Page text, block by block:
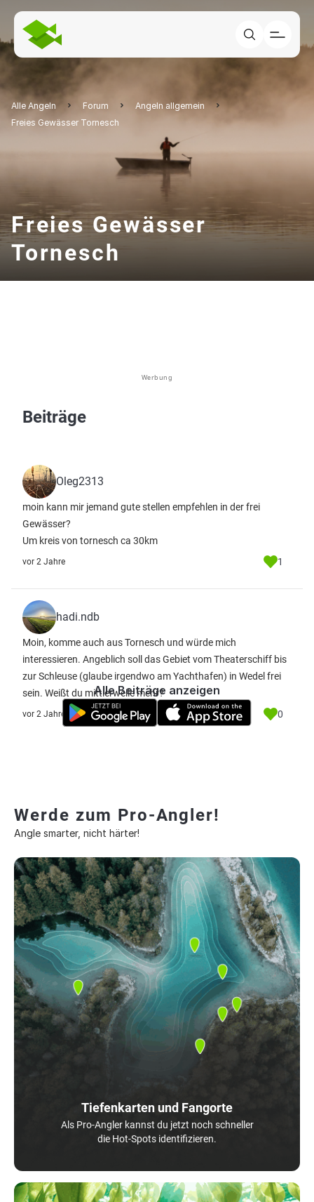
Alle Angeln Forum
Angeln allgemein
Freies Gewässer Tornesch
Freies Gewässer
Tornesch
Werbung
Beiträge
Oleg2313
moin kann mir jemand gute stellen empfehlen in der frei
Gewässer?
Um kreis von tornesch ca 30km
vor 2 Jahre 1
hadi.ndb
Moin, komme auch aus Tornesch und würde mich
interessieren. Angeblich soll das Gebiet vom Theaterschiff bis
zur Schleuse (glaube irgendwo am Yachthafen) in Wedel frei
sein. Weißt du mittlerweile mehr?
vor 2 Jahre 0
Alle Beiträge anzeigen
Werde zum Pro-Angler!
Angle smarter, nicht härter!
Tiefenkarten und Fangorte
Als Pro-Angler kannst du jetzt noch schneller
die Hot-Spots identifizieren.